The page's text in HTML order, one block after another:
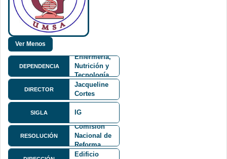
DEPENDENCIA
Facultad de
Enfermería,
Nutrición y
Tecnología
Médica
FMENT
DIRECTOR
Dra.
Jacqueline
Cortes
Delgadillo
SIGLA IG
RESOLUCIÓN
Resolución
Comisión
Nacional de
Reforma
Universitaria
Av.
Saavedra
No.2246,
Edificio